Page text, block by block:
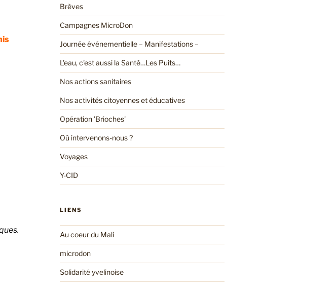
Brèves
Campagnes MicroDon
Journée événementielle – Manifestations –
L'eau, c'est aussi la Santé…Les Puits…
Nos actions sanitaires
Nos activités citoyennes et éducatives
Opération 'Brioches'
Où intervenons-nous ?
Voyages
Y-CID
LIENS
Au coeur du Mali
microdon
Solidarité yvelinoise